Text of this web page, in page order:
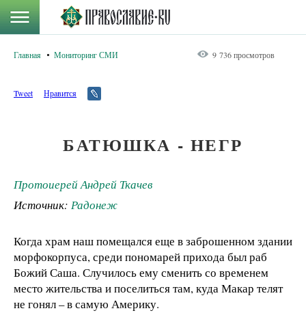
Главная Мониторинг СМИ 9 736 просмотров
Tweet Нравится
БАТЮШКА - НЕГР
Протоиерей Андрей Ткачев
Источник: Радонеж
Когда храм наш помещался еще в заброшенном здании
морфокорпуса, среди пономарей прихода был раб
Божий Саша. Случилось ему сменить со временем
место жительства и поселиться там, куда Макар телят
не гонял – в самую Америку.